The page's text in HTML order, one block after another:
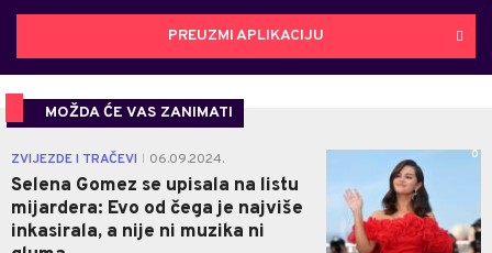
PREUZMI APLIKACIJU
MOŽDA ĆE VAS ZANIMATI
ZVIJEZDE I TRAČEVI 06.09.2024.
Selena Gomez se upisala na listu
mijardera: Evo od čega je najviše
inkasirala, a nije ni muzika ni
0